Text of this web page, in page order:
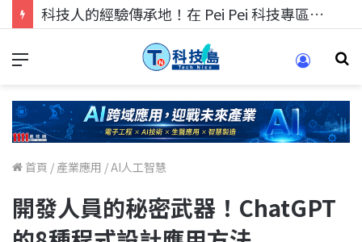
科技人的經驗傳承地！在 Pei Pei 科技專區，與學弟妹交流最硬核的技術
首頁 / 產業應用 /AI人工智慧
開發人員的秘密武器！ChatGPT